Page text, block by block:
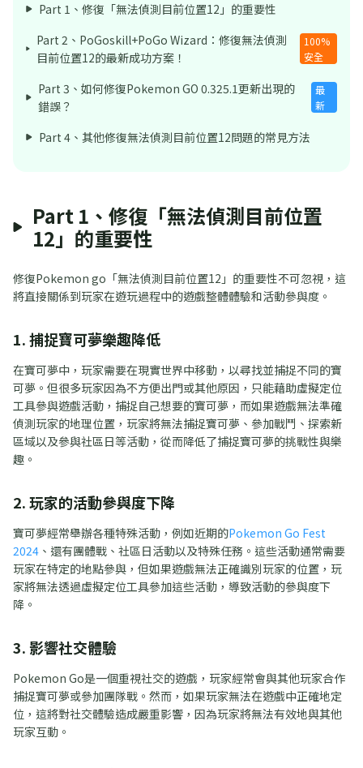
Part 1、修復「無法偵測目前位置12」的重要性
Part 2、PoGoskill+PoGo Wizard：修復無法偵測
目前位置12的最新成功方案！
100%
安全
Part 3、如何修復Pokemon GO 0.325.1更新出現的
錯誤？
最
新
Part 4、其他修復無法偵測目前位置12問題的常見方法
Part 1、修復「無法偵測目前位置
12」的重要性
修復Pokemon go「無法偵測目前位置12」的重要性不可忽視，這
將直接關係到玩家在遊玩過程中的遊戲整體體驗和活動參與度。
1. 捕捉寶可夢樂趣降低
在寶可夢中，玩家需要在現實世界中移動，以尋找並捕捉不同的寶
可夢。但很多玩家因為不方便出門或其他原因，只能藉助虛擬定位
工具參與遊戲活動，捕捉自己想要的寶可夢，而如果遊戲無法準確
偵測玩家的地理位置，玩家將無法捕捉寶可夢、參加戰鬥、探索新
區域以及參與社區日等活動，從而降低了捕捉寶可夢的挑戰性與樂
趣。
2. 玩家的活動參與度下降
寶可夢經常舉辦各種特殊活動，例如近期的Pokemon Go Fest
2024 、還有團體戰、社區日活動以及特殊任務。這些活動通常需要
玩家在特定的地點參與，但如果遊戲無法正確識別玩家的位置，玩
家將無法透過虛擬定位工具參加這些活動，導致活動的參與度下
降。
3. 影響社交體驗
Pokemon Go是一個重視社交的遊戲，玩家經常會與其他玩家合作
捕捉寶可夢或參加團隊戰。然而，如果玩家無法在遊戲中正確地定
位，這將對社交體驗造成嚴重影響，因為玩家將無法有效地與其他
玩家互動。